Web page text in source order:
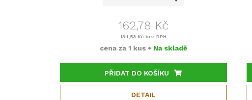
162,78 Kč
134,53 Kč bez DPH
cena za 1 kus • Na skladě
PŘIDAT DO KOŠÍKU
DETAIL